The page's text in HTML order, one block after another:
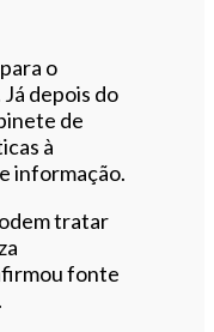
o
depois do
de
à
informação.
tratar
fonte